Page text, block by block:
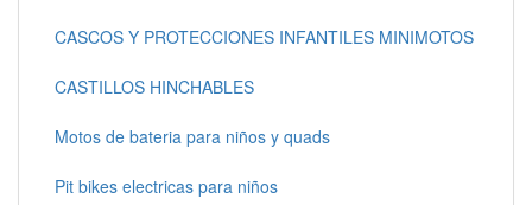
CASCOS Y PROTECCIONES INFANTILES MINIMOTOS
CASTILLOS HINCHABLES
Motos de bateria para niños y quads
Pit bikes electricas para niños